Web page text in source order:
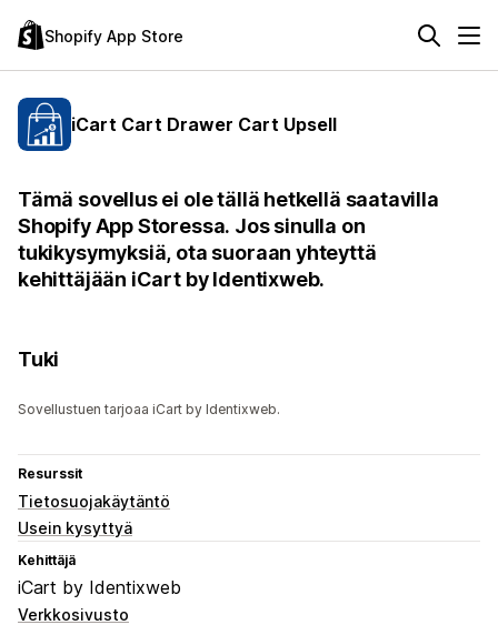
Shopify App Store
iCart Cart Drawer Cart Upsell
Tämä sovellus ei ole tällä hetkellä saatavilla
Shopify App Storessa. Jos sinulla on
tukikysymyksiä, ota suoraan yhteyttä
kehittäjään iCart by Identixweb.
Tuki
Sovellustuen tarjoaa iCart by Identixweb.
Resurssit
Tietosuojakäytäntö
Usein kysyttyä
Kehittäjä
iCart by Identixweb
Verkkosivusto